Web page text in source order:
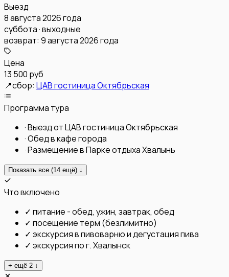
Выезд
8 августа 2026 года
суббота · выходные
возврат: 9 августа 2026 года
Цена
13 500 руб
📍сбор: ЦАВ гостиница Октябрьская
Программа тура
·Выезд от ЦАВ гостиница Октябрьская
·Обед в кафе города
·Размещение в Парке отдыха Хвалынь
Показать все (14 ещё) ↓
Что включено
✓ питание - обед, ужин, завтрак, обед
✓ посещение терм (безлимитно)
✓ экскурсия в пивоварню и дегустация пива
✓ экскурсия по г. Хвалынск
+ ещё 2 ↓